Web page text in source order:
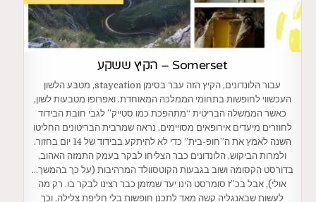
Somerset – הקיץ ששקע
עבור הלונדונים, הקיץ הזה עבר בסימן staycation, מטבע הלשון
העכשווי לחופשות בתחומי הממלכה המאוחדת. ואפרופו מטבעות לשון,
כאשר הממשלה הבריטית “מתהפכת כמו סטייק” לגבי חובת הבידוד
לחוזרים מיעדים אירופאים מסויימים, נראה שמרבית הבריטונים החליטו
השנה לאמץ את ה”חופ-בית” כדי לא להיתקע בבידוד של 14 יום בחזור.
ולמרות הביקוש, הלונדונים כבר הצליחו לבקר בעמק התמזה האהוב,
בדורסט הקסומה ושוב בגבעות הקוטסוולד המרהיבות (על כך בהמשך…
אולי), אבל בכ”ז סומרסט הינו יעד שמזמן כבר רצינו לבקר בו. רק מה
לעשות שבאנגליה קשה מאד לתכנן חופשות בלי חליפת צלילה, וכך